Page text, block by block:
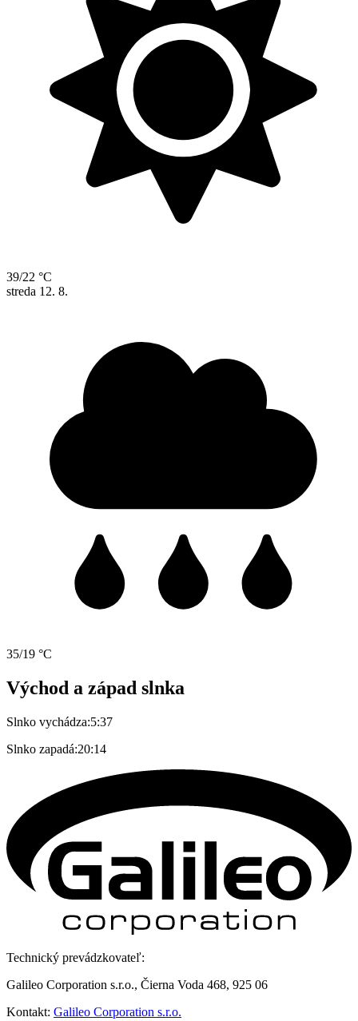
39/22 °C
streda 12. 8.
35/19 °C
Východ a západ slnka
Slnko vychádza:5:37
Slnko zapadá:20:14
Technický prevádzkovateľ:
Galileo Corporation s.r.o., Čierna Voda 468, 925 06
Kontakt: Galileo Corporation s.r.o.